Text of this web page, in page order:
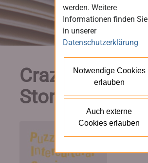
Crazy Business
Stories
werden. Weitere
Informationen finden Sie
in unserer
Datenschutzerklärung
Notwendige Cookies
erlauben
Auch externe
Cookies erlauben